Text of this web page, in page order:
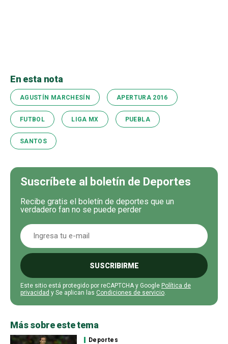
En esta nota
AGUSTÍN MARCHESÍN APERTURA 2016
FUTBOL LIGA MX PUEBLA
SANTOS
Suscríbete al boletín de Deportes
Recibe gratis el boletín de deportes que un
verdadero fan no se puede perder
SUSCRIBIRME
Este sitio está protegido por reCAPTCHA y Google Política de
privacidad y Se aplican las Condiciones de servicio
Más sobre este tema
Deportes